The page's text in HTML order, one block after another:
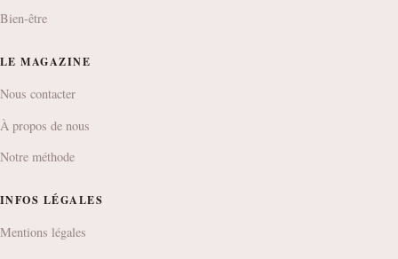
Bien-être
LE MAGAZINE
Nous contacter
À propos de nous
Notre méthode
INFOS LÉGALES
Mentions légales